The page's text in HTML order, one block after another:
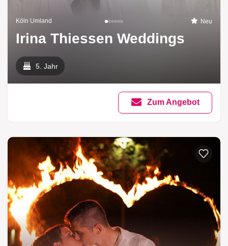
Köln Umland Neu
Irina Thiessen Weddings
5. Jahr
Zum Angebot